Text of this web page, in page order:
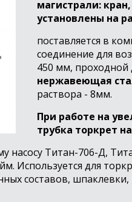
магистрали:
установлены на
поставляется в
соединение для
450 мм,
нержавеющая
раствора - 8мм.
При работе на
трубка торкрет
насосу Титан-706-Д,
Используется для
составов,